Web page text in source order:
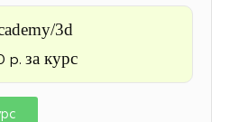
3d
р. за курс